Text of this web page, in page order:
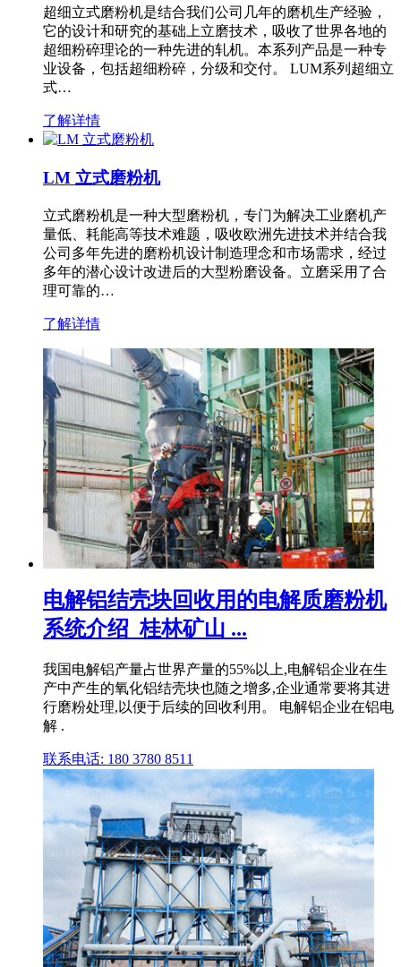
超细立式磨粉机是结合我们公司几年的磨机生产经验，
它的设计和研究的基础上立磨技术，吸收了世界各地的
超细粉碎理论的一种先进的轧机。本系列产品是一种专
业设备，包括超细粉碎，分级和交付。 LUM系列超细立
式…
了解详情
LM 立式磨粉机
立式磨粉机是一种大型磨粉机，专门为解决工业磨机产
量低、耗能高等技术难题，吸收欧洲先进技术并结合我
公司多年先进的磨粉机设计制造理念和市场需求，经过
多年的潜心设计改进后的大型粉磨设备。立磨采用了合
理可靠的…
了解详情
电解铝结壳块回收用的电解质磨粉机
系统介绍_桂林矿山 ...
我国电解铝产量占世界产量的55%以上,电解铝企业在生
产中产生的氧化铝结壳块也随之增多,企业通常要将其进
行磨粉处理,以便于后续的回收利用。 电解铝企业在铝电
解 .
联系电话: 180 3780 8511